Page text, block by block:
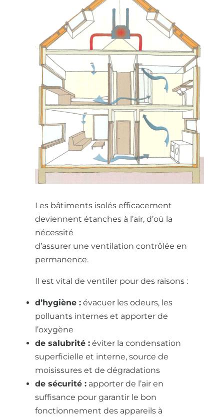
Les bâtiments isolés efficacement
deviennent étanches à l’air, d’où la
nécessité
d’assurer une ventilation contrôlée en
permanence.
Il est vital de ventiler pour des raisons :
d’hygiène : évacuer les odeurs, les
polluants internes et apporter de
l’oxygène
de salubrité : éviter la condensation
superficielle et interne, source de
moisissures et de dégradations
de sécurité : apporter de l’air en
suffisance pour garantir le bon
fonctionnement des appareils à